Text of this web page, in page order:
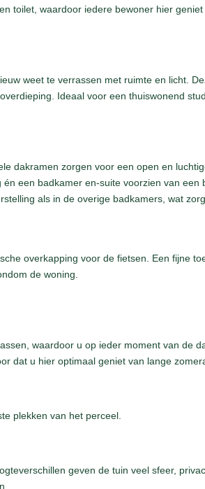
toilet, waardoor iedere bewoner hier
weet te verrassen met ruimte en licht.
Ideaal voor een thuiswonend
dakramen zorgen voor een open en
een badkamer en-suite voorzien van
als in de overige badkamers, wat
overkapping voor de fietsen. Een fijne
de woning.
waardoor u op ieder moment van de
dat u hier optimaal geniet van lange
plekken van het perceel.
geven de tuin veel sfeer,